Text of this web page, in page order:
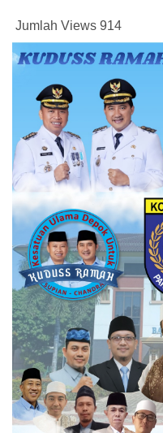
Jumlah Views 914